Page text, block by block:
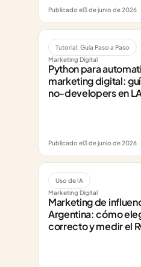
Publicado el3 de junio de 2026
Tutorial: Guía Paso a Paso
Marketing Digital
Python para
marketing digital:
no-developers en
Publicado el3 de junio de 2026
Uso de IA
Marketing Digital
Marketing de
Argentina: cómo
correcto y medir el